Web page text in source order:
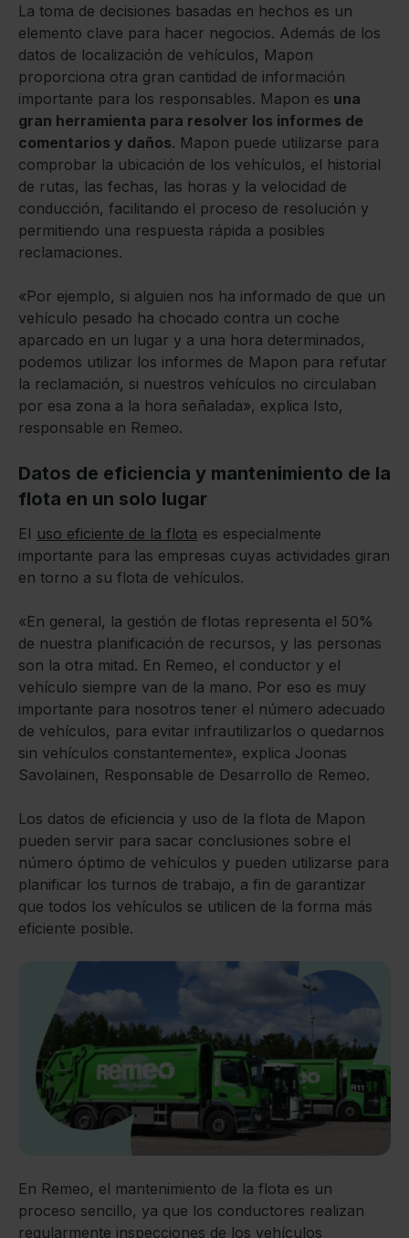
La toma de decisiones basadas en hechos es un
elemento clave para hacer negocios. Además de los
datos de localización de vehículos, Mapon
proporciona otra gran cantidad de información
importante para los responsables. Mapon es una
gran herramienta para resolver los informes de
comentarios y daños. Mapon puede utilizarse para
comprobar la ubicación de los vehículos, el historial
de rutas, las fechas, las horas y la velocidad de
conducción, facilitando el proceso de resolución y
permitiendo una respuesta rápida a posibles
reclamaciones.
«Por ejemplo, si alguien nos ha informado de que un
vehículo pesado ha chocado contra un coche
aparcado en un lugar y a una hora determinados,
podemos utilizar los informes de Mapon para refutar
la reclamación, si nuestros vehículos no circulaban
por esa zona a la hora señalada», explica Isto,
responsable en Remeo.
Datos de eficiencia y mantenimiento de la
flota en un solo lugar
El uso eficiente de la flota es especialmente
importante para las empresas cuyas actividades giran
en torno a su flota de vehículos.
«En general, la gestión de flotas representa el 50%
de nuestra planificación de recursos, y las personas
son la otra mitad. En Remeo, el conductor y el
vehículo siempre van de la mano. Por eso es muy
importante para nosotros tener el número adecuado
de vehículos, para evitar infrautilizarlos o quedarnos
sin vehículos constantemente», explica Joonas
Savolainen, Responsable de Desarrollo de Remeo.
Los datos de eficiencia y uso de la flota de Mapon
pueden servir para sacar conclusiones sobre el
número óptimo de vehículos y pueden utilizarse para
planificar los turnos de trabajo, a fin de garantizar
que todos los vehículos se utilicen de la forma más
eficiente posible.
En Remeo, el mantenimiento de la flota es un
proceso sencillo, ya que los conductores realizan
regularmente inspecciones de los vehículos